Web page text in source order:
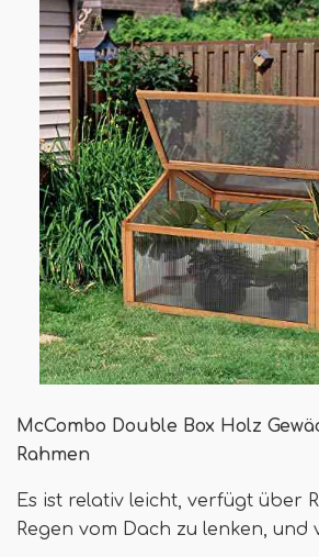
McCombo Double Box Holz
Rahmen
Es ist relativ leicht, verfügt über
Regen vom Dach zu lenken, und